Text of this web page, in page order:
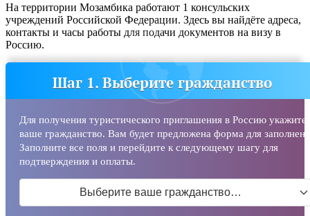
На территории Мозамбика работают 1 консульских
учреждений Российской Федерации. Здесь вы найдёте адреса,
контакты и часы работы для подачи документов на визу в
Россию.
Шаг 1. Выберите гражданство
Для получения туристического приглашения в Россию укажите
ваше гражданство. Вам будет предложена форма для
Заполните все поля и перейдите к следующему шагу для
подтверждения и оплаты.
Выберите ваше гражданство…